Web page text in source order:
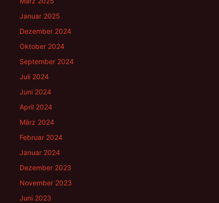
Januar 2025
Dezember 2024
Oktober 2024
September 2024
Juli 2024
Juni 2024
April 2024
März 2024
Februar 2024
Januar 2024
Dezember 2023
November 2023
Juni 2023